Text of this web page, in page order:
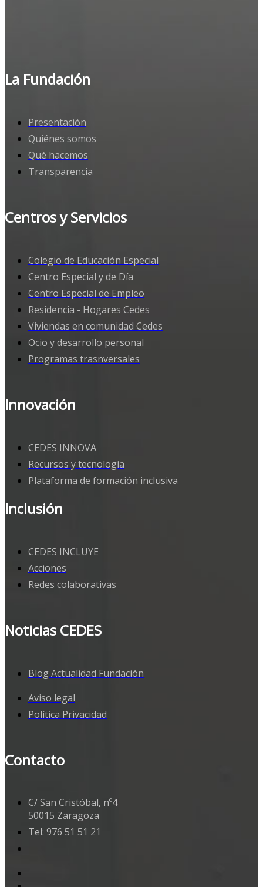
La Fundación
Presentación
Quiénes somos
Qué hacemos
Transparencia
Centros y Servicios
Colegio de Educación Especial
Centro Especial y de Día
Centro Especial de Empleo
Residencia - Hogares Cedes
Viviendas en comunidad Cedes
Ocio y desarrollo personal
Programas trasnversales
Innovación
CEDES INNOVA
Recursos y tecnología
Plataforma de formación inclusiva
Inclusión
CEDES INCLUYE
Acciones
Redes colaborativas
Noticias CEDES
Blog Actualidad Fundación
Aviso legal
Política Privacidad
Contacto
C/ San Cristóbal, nº4
50015 Zaragoza
Tel: 976 51 51 21